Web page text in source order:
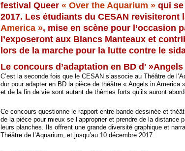
festival Queer « Over the Aquarium » qui
2017. Les étudiants du CESAN
America », mise en scène pour l’occasion
l’exposeront aux Blancs Manteaux et
lors de la marche pour la lutte contre le
Le concours d’adaptation en BD d'
C’est la seconde fois que le CESAN s’associe au Théâtre de
dur pour adapter en BD la pièce de théâtre « Angels in America
et de la fin de vie sont autant de thèmes forts qu’ils auront
Ce concours questionne le rapport entre bande dessinée et
de la pièce pour mieux se l’approprier et prendre de la distance
leurs planches. Ils offrent une grande diversité graphique et
Théâtre de l’Aquarium, et jusqu’au 10 décembre 2017.